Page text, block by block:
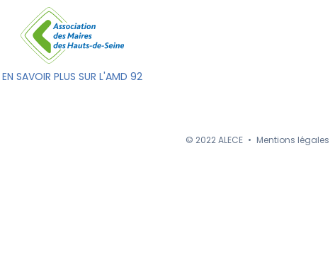
EN SAVOIR PLUS SUR L'AMD 92
© 2022 ALECE • Mentions légales